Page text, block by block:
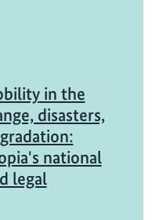
in the
disasters,
national
legal